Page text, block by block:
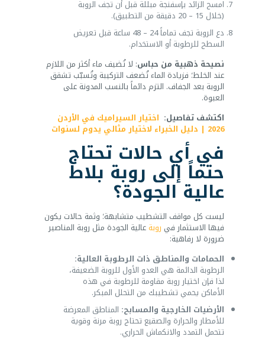
امسح الزائد بإسفنجة مبللة قبل أن تجف الروبة
(خلال 15 – 20 دقيقة من التطبيق).
دع الروبة تجف تماماً 24 – 48 ساعة قبل تعريض
السطح للرطوبة أو الاستخدام.
نصيحة ذهبية من حباس: لا تُضيف ماء أكثر من اللازم
عند الخلط؛ فزيادة الماء تُضعف التركيبة وتُسبّب تشقق
الروبة بعد الجفاف. التزم دائماً بالنسب المدونة على
العبوة.
اكتشف تفاصيل: اختيار السيراميك في الأردن
2026 | دليل الخبراء لاختيار مثالي يدوم لسنوات
في أي حالات تحتاج
حتماً إلى روبة بلاط
عالية الجودة؟
ليست كل مواقف التشطيب متشابهة؛ وثمة حالات يكون
فيها الاستثمار في روبةعالية الجودة مثل روبة المناصير
ضرورة لا رفاهية:
الحمامات والمناطق ذات الرطوبة العالية:
الرطوبة الدائمة هي العدو الأول للروبة الضعيفة،
لذا فإن اختيار روبة مقاومة للرطوبة في هذه
الأماكن يحمي تشطيبك من التحلل المبكر.
الأرضيات الخارجية والمسابح: المناطق المعرضة
للأمطار والحرارة والصقيع تحتاج روبة مرنة وقوية
تتحمل التمدد والانكماش الحراري.